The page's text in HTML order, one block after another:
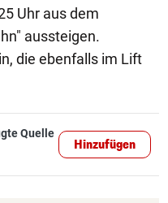
Uhr aus dem
aussteigen.
die ebenfalls im Lift
Quelle
Hinzufügen